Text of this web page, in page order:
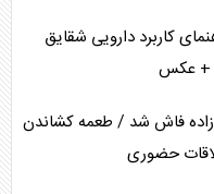
کاربرد دارویی شقایق
+ عکس
فاش شد / طعمه کشاندن
حضوری